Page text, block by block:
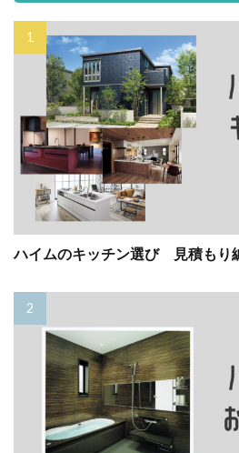
ハイムのキッチン選び 見積もり